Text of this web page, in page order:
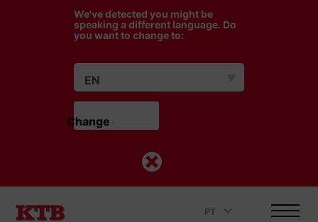
We've detected you might be
speaking a different language. Do
you want to change to:
EN
Change
PT .